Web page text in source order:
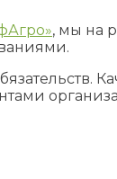
, мы на